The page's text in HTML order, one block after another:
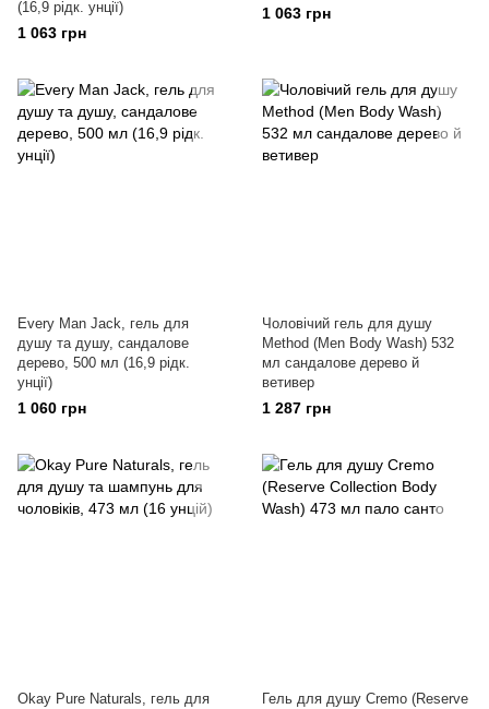
(16,9 рідк. унції)
1 063 грн
1 063 грн
Every Man Jack, гель для
душу та душу, сандалове
дерево, 500 мл (16,9 рідк.
унції)
1 060 грн
Чоловічий гель для душу
Method (Men Body Wash) 532
мл сандалове дерево й
ветивер
1 287 грн
Okay Pure Naturals, гель для
Гель для душу Cremo (Reserve